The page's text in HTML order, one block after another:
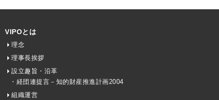
VIPOとは
理念
理事長挨拶
設立趣旨・沿革
・経団連提言－知的財産推進計画2004
組織運営